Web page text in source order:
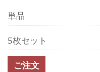
単品
5枚セット
ご注文